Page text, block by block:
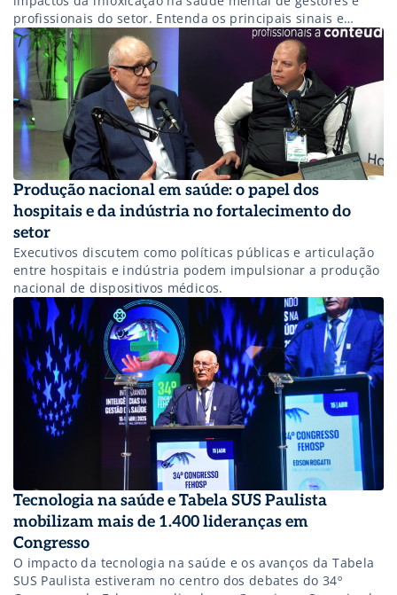
profissionais do setor. Entenda os principais sinais e
riscos.
Produção nacional em saúde: o papel dos
hospitais e da indústria no fortalecimento do
setor
Executivos discutem como políticas públicas e articulação
entre hospitais e indústria podem impulsionar a produção
nacional de dispositivos médicos.
Tecnologia na saúde e Tabela SUS Paulista
mobilizam mais de 1.400 lideranças em
Congresso
O impacto da tecnologia na saúde e os avanços da Tabela
SUS Paulista estiveram no centro dos debates do 34º